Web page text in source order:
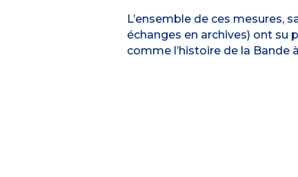
L’ensemble de ces mesures,
échanges en archives) ont su
comme l’histoire de la Bande